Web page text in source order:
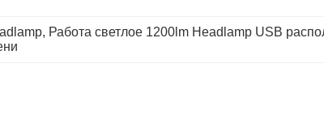
, Работа светлое 1200lm Headlamp USB